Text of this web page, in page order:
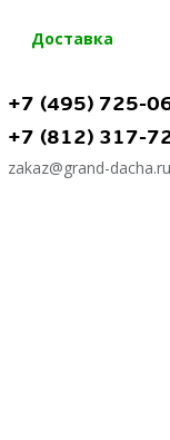
Доставка
+7 (495) 725-
+7 (812) 317-
zakaz@grand-dacha.ru